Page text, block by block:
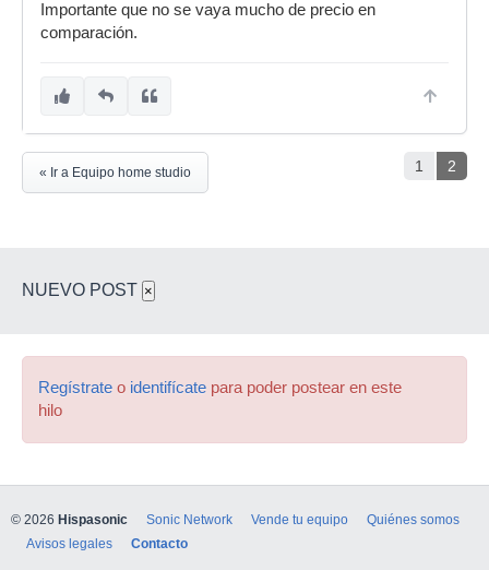
Importante que no se vaya mucho de precio en
comparación.
1 2
« Ir a Equipo home studio
NUEVO POST ×
Regístrate o identifícate para poder postear en este
hilo
© 2026 Hispasonic Sonic Network Vende tu equipo
Quiénes somos
Avisos legales
Contacto